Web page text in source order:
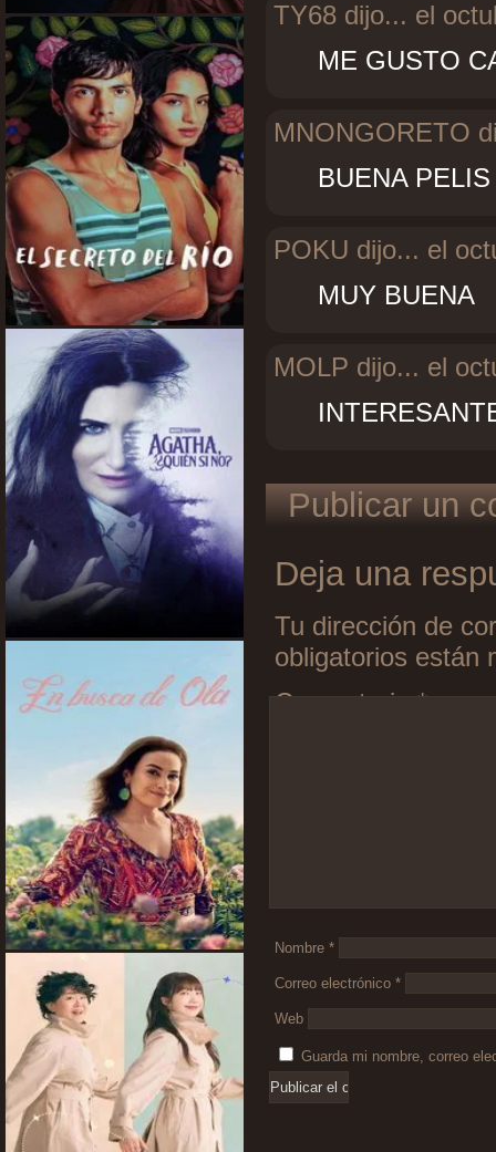
TY68 dijo... el
ME GUSTO
MNONGORETO
BUENA PELIS
POKU dijo... el
MUY BUENA
MOLP dijo... el
Publicar un
Deja una
Tu dirección de
obligatorios están
Comentario*
Nombre *
Correo electrónico *
Web
Guarda mi nombre, correo